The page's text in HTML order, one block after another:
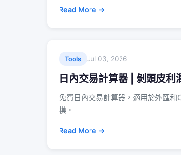
Read More →
Tools Jul 03, 2026
日內交易計算器 | 剝頭皮利
免費日內交易計算器，適用於外匯
模。
Read More →